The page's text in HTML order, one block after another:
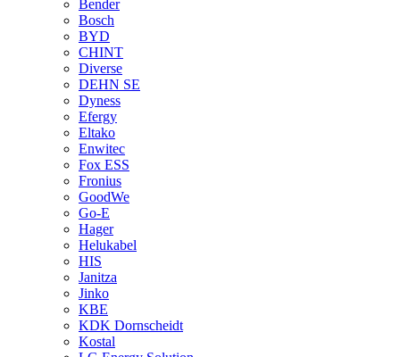
Bender
Bosch
BYD
CHINT
Diverse
DEHN SE
Dyness
Efergy
Eltako
Enwitec
Fox ESS
Fronius
GoodWe
Go-E
Hager
Helukabel
HIS
Janitza
Jinko
KBE
KDK Dornscheidt
Kostal